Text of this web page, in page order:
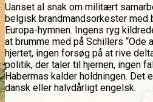
Uanset al snak om militært
belgisk brandmandsorkester med
Europa-hymnen. Ingens ryg
at brumme med på Schillers
hjertet, ingen forsøg på at rive
politik, der taler til hjernen, ingen
Habermas kalder holdningen. Det
dansk eller halvdårligt engelsk.